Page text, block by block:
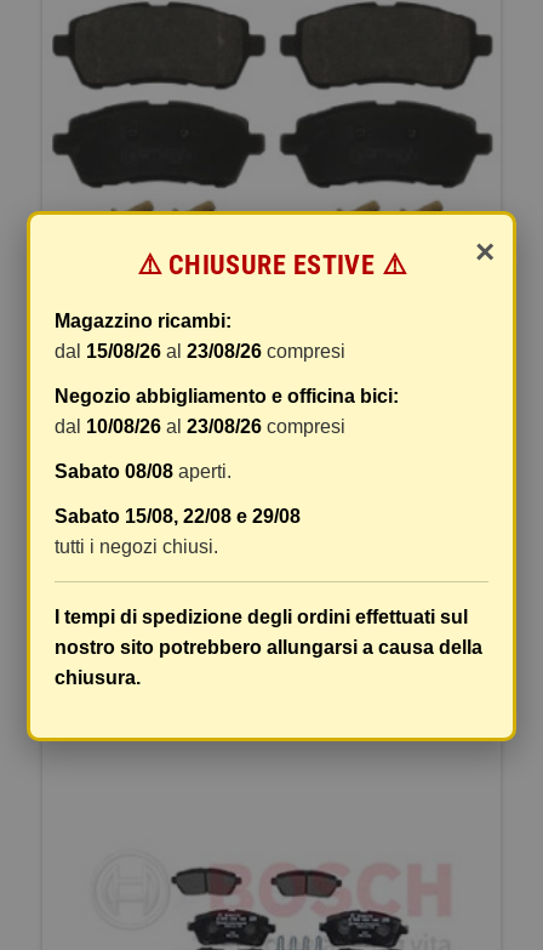
PASTIGLIE FRENO
ADM54294pastiglie freno con vitiLato
montaggio: assale anterioreADM54294
1Caratteristichelarghezza 51,7 mmlunghezza
DETTAGLI VEDI DETTAGLI
×
⚠️ CHIUSURE ESTIVE ⚠️
Magazzino ricambi:
dal 15/08/26 al23/08/26 compresi
Negozio abbigliamento e officina bici:
dal 10/08/26 al23/08/26 compresi
Sabato 08/08 aperti.
Sabato 15/08, 22/08 e 29/08
tutti i negozi chiusi.
I tempi di spedizione degli ordini effettuati sul
nostro sito potrebbero allungarsi a causa della
chiusura.